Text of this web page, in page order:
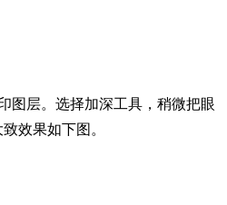
层。选择加深工具，稍微把眼
效果如下图。